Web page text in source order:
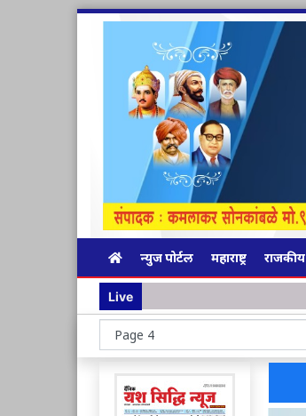
न्युज पोर्टल महाराष्ट्र राजकीय
Live